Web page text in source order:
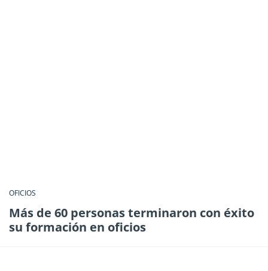
OFICIOS
Más de 60 personas terminaron con éxito
su formación en oficios